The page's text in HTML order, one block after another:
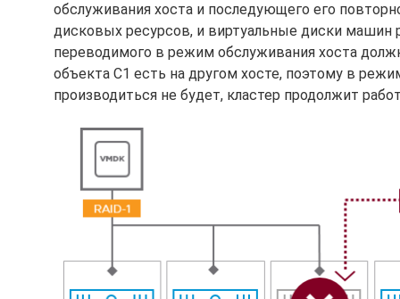
обслуживания хоста и последующего его
дисковых ресурсов, и виртуальные диски
переводимого в режим обслуживания хоста
объекта C1 есть на другом хосте, поэтому в
производиться не будет, кластер продолжит